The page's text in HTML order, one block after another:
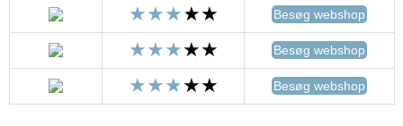
Besøg webshop
Besøg webshop
Besøg webshop